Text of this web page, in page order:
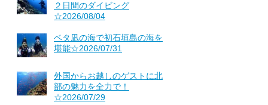
２日間のダイビング
☆2026/08/04
ベタ凪の海で初石垣島の海を
堪能☆2026/07/31
外国からお越しのゲストに北
部の魅力を全力で！
☆2026/07/29